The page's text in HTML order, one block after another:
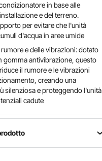
in base alle
e del terreno.
per evitare che l'unità
d'acqua in aree umide
e delle vibrazioni: dotato
gomma antivibrazione, questo
il rumore e le vibrazioni
creando una
silenziosa e proteggendo l'unità
cadute